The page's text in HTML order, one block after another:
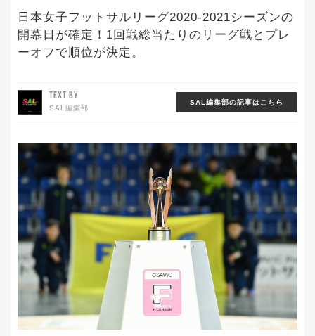
日本女子フットサルリーグ2020-2021シーズンの
開幕日が確定！1回戦総当たりのリーグ戦とプレ
ーオフで順位が決定。
TEXT BY
SAL編集部
SAL編集部の記事はこちら